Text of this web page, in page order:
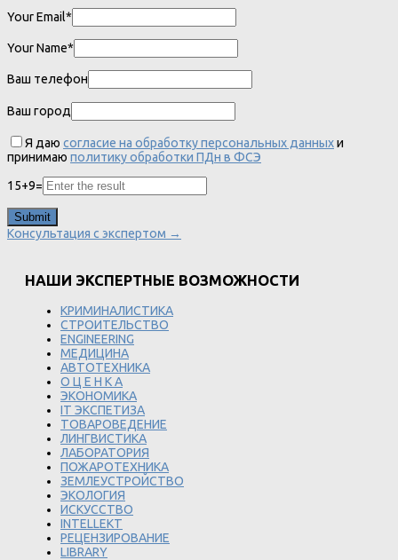
Your Email*
Your Name*
Ваш телефон
Ваш город
Я даю согласие на обработку персональных данныхи
принимаю политику обработки ПДн в ФСЭ
15+9=
Консультация с экспертом →
НАШИ ЭКСПЕРТНЫЕ ВОЗМОЖНОСТИ
КРИМИНАЛИСТИКА
СТРОИТЕЛЬСТВО
ENGINEERING
МЕДИЦИНА
АВТОТЕХНИКА
О Ц Е Н К А
ЭКОНОМИКА
IT ЭКСПЕТИЗА
ТОВАРОВЕДЕНИЕ
ЛИНГВИСТИКА
ЛАБОРАТОРИЯ
ПОЖАРОТЕХНИКА
ЗЕМЛЕУСТРОЙСТВО
ЭКОЛОГИЯ
ИСКУССТВО
INTELLEKT
РЕЦЕНЗИРОВАНИЕ
LIBRARY